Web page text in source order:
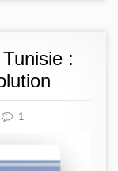
:
1